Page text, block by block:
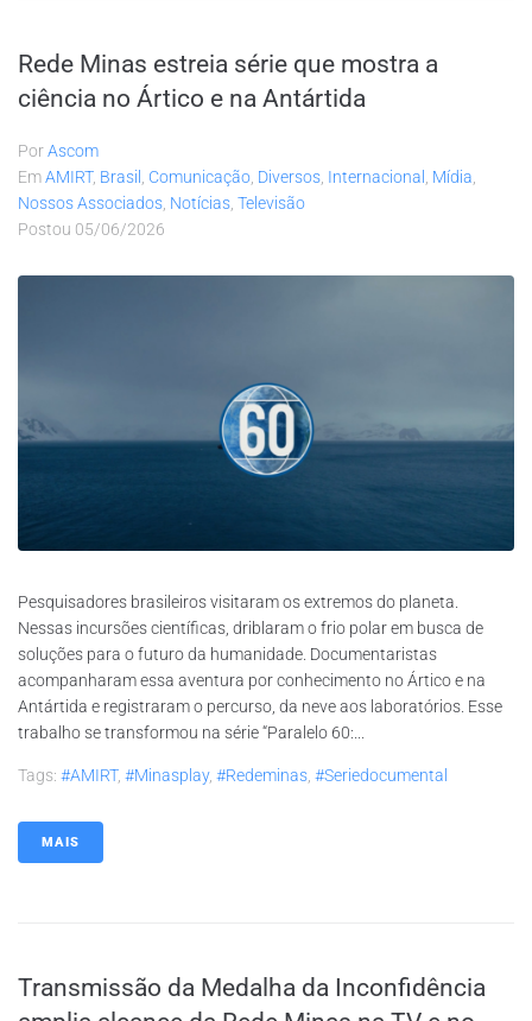
Rede Minas estreia série que mostra a
ciência no Ártico e na Antártida
PorAscom
EmAMIRT, Brasil Comunicação Diversos Internacional Mídia
Nossos Associados Notícias Televisão
Postou 05/06/2026
Pesquisadores brasileiros visitaram os extremos do planeta.
Nessas incursões científicas, driblaram o frio polar em busca de
soluções para o futuro da humanidade. Documentaristas
acompanharam essa aventura por conhecimento no Ártico e na
Antártida e registraram o percurso, da neve aos laboratórios. Esse
trabalho se transformou na série “Paralelo 60:...
Tags: #AMIRT, #minasplay, #redeminas #seriedocumental
MAIS
Transmissão da Medalha da Inconfidência